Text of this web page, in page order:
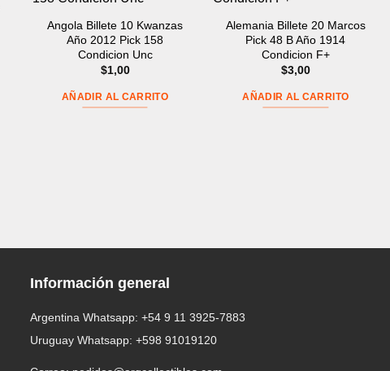
Angola Billete 10 Kwanzas
Año 2012 Pick 158
Condicion Unc
$1,00
AÑADIR AL CARRITO
Alemania Billete 20 Marcos
Pick 48 B Año 1914
Condicion F+
$3,00
AÑADIR AL CARRITO
Información general
Argentina Whatsapp: +54 9 11 3925-7883
Uruguay Whatsapp: +598 91019120